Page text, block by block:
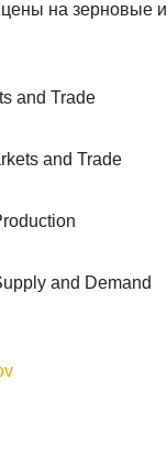
на зерновые и
and Trade
and Trade
and Demand